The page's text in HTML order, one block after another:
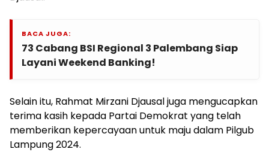
BACA JUGA:
73 Cabang BSI Regional 3 Palembang Siap
Layani Weekend Banking!
Selain itu, Rahmat Mirzani Djausal juga mengucapkan
terima kasih kepada Partai Demokrat yang telah
memberikan kepercayaan untuk maju dalam Pilgub
Lampung 2024.